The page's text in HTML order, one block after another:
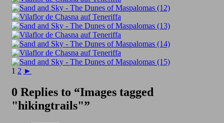
1 2 ►
0 Replies to “Images tagged
"hikingtrails"”